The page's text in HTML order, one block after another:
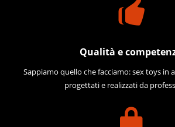
Qualità e
Sappiamo quello che facciamo: sex toys in
progettati e realizzati da